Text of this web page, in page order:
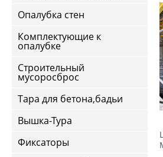
Опалубка стен
Комплектующие к
опалубке
Строительный
мусоросброс
Тара для бетона,бадьи
Вышка-Тура
Фиксаторы